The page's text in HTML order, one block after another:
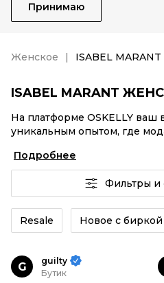
Принимаю
Женское ISABEL MARANT
ISABEL MARANT
На платформе OSKELLY ваш
уникальным опытом, где
аутентификация каждого
Женское от селлеров
по России. Ваш стиль не
изделия или ISABEL
коллекций – заказывайте
OSKELLY с целой
Подробнее
Фильтры и
Resale Новое с биркой
G
guilty
Бутик